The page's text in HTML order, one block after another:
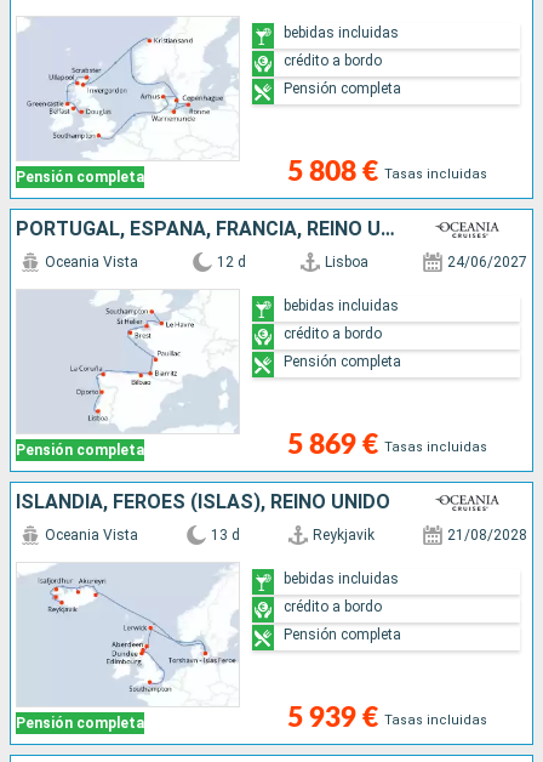
Pensión completa 5 808 € Tasas incluidas
bebidas incluidas
crédito a bordo
Pensión completa
PORTUGAL, ESPAÑA, FRANCIA, REINO UNIDO
Pensión completa
Oceania Vista 12 d Lisboa 24/06/2027
5 869 € Tasas incluidas
bebidas incluidas
crédito a bordo
Pensión completa
ISLANDIA, FÉROES (ISLAS), REINO UNIDO
Pensión completa
Oceania Vista 13 d Reykjavik 21/08/2028
5 939 € Tasas incluidas
bebidas incluidas
crédito a bordo
Pensión completa